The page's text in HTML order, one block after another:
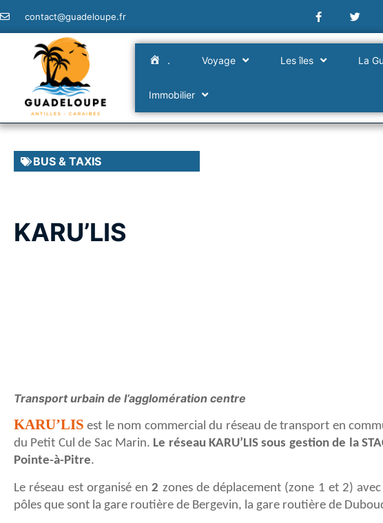
contact@guadeloupe.fr
. Voyage Les îles La
Immobilier
BUS & TAXIS
KARU’LIS
Transport urbain de l’agglomération centre
KARU’LIS est le nom commercial du réseau de transport en
du Petit Cul de Sac Marin. Le réseau KARU’LIS sous gestion de la
Pointe-à-Pitre.
Le réseau est organisé en 2 zones de déplacement (zone 1 et 2)
pôles que sont la gare routière de Bergevin, la gare routière de